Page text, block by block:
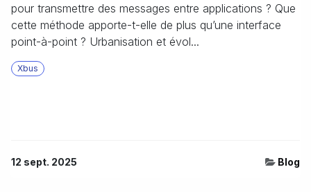
pour transmettre des messages entre applications ? Que
cette méthode apporte-t-elle de plus qu’une interface
point-à-point ? Urbanisation et évol...
Xbus
12 sept. 2025 Blog